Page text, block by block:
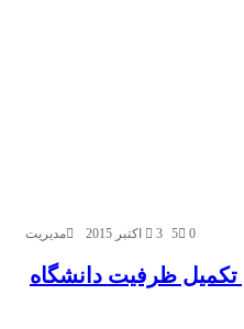
مدیریت 3 اکتبر 2015 0
5
تكميل ظرفيت دانشگاه